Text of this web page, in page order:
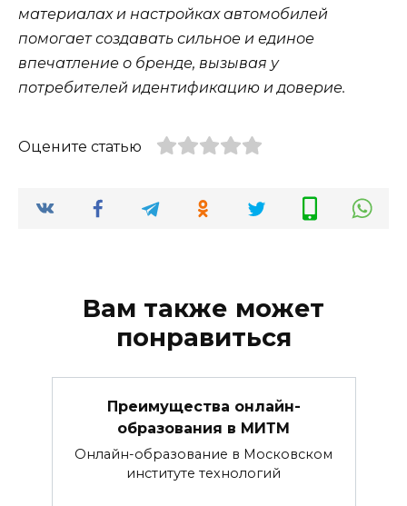
материалах и настройках автомобилей
помогает создавать сильное и единое
впечатление о бренде, вызывая у
потребителей идентификацию и доверие.
Оцените статью
Вам также может
понравиться
Преимущества онлайн-
образования в МИТМ
Онлайн-образование в Московском
институте технологий